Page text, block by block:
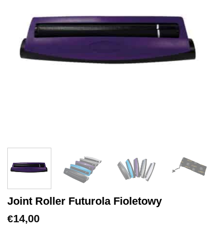
Joint Roller Futurola Fioletowy
€14,00